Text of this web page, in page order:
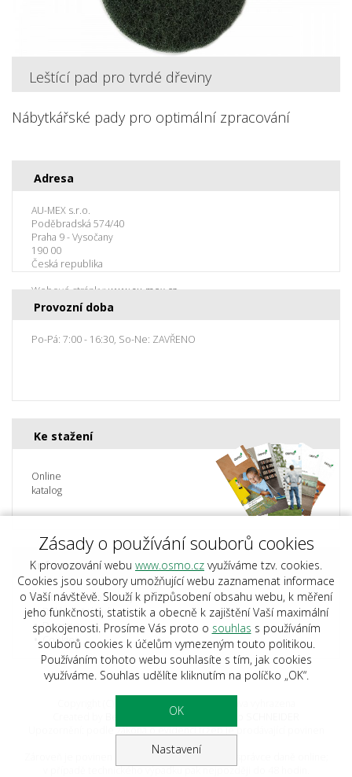
Leštící pad pro tvrdé dřeviny
Nábytkářské pady pro optimální zpracování
Adresa
AU-MEX s.r.o.
Poděbradská 574/40
Praha 9 - Vysočany
190 00
Česká republika
Webové stránky: www.au-mex.cz
Provozní doba
Po-Pá: 7:00 - 16:30, So-Ne: ZAVŘENO
Ke stažení
Online
katalog
Informace
Obchodní podmínky
Reklamační řád
Doprava
Cookies
Copyright (C) 2023 Osmo.cz, Všechna práva vyhrazena
| Design:
Upozornění: podle zákona o evidenci tržeb je prodávající povinen
vystavit kupujícímu účtenku.
Zároveň je povinen zaevidovat přijatou tržbu u správce daně online;
v případě technického výpadku pak nejpozději do 48 hodin.
Zásady o používání souborů cookies
K provozování webu www.osmo.cz využíváme tzv. cookies.
Cookies jsou soubory umožňující webu zaznamenat informace
o Vaší návštěvě. Slouží k přizpůsobení obsahu webu, k měření
jeho funkčnosti, statistik a obecně k zajištění Vaší maximální
spokojenosti. Prosíme Vás proto o souhlas s používáním
souborů cookies k účelům vymezeným touto politikou.
Používáním tohoto webu souhlasíte s tím, jak cookies
využíváme. Souhlas udělíte kliknutím na políčko „OK“.
Nastavení
OK